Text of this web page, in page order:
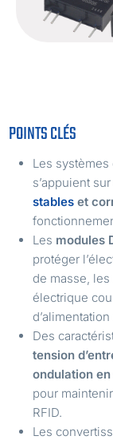
POINTS CLÉS
Les systèmes
s’appuient
stables et
Les modules
protéger
de masse,
électrique
Des
tension
ondulation
pour
RFID.
Les